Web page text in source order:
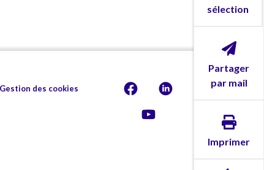
sélection
Partager
par mail
Imprimer
Gestion des cookies